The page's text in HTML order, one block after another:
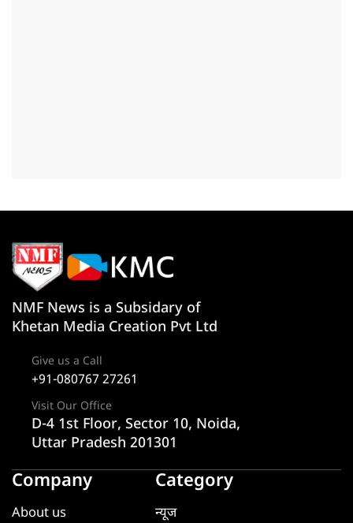
NMF News is a Subsidary of
Khetan Media Creation Pvt Ltd
Give us a Call
+91-080767 27261
Visit Our Office
D-4 1st Floor, Sector 10, Noida,
Uttar Pradesh 201301
Company
About us
Category
न्यूज